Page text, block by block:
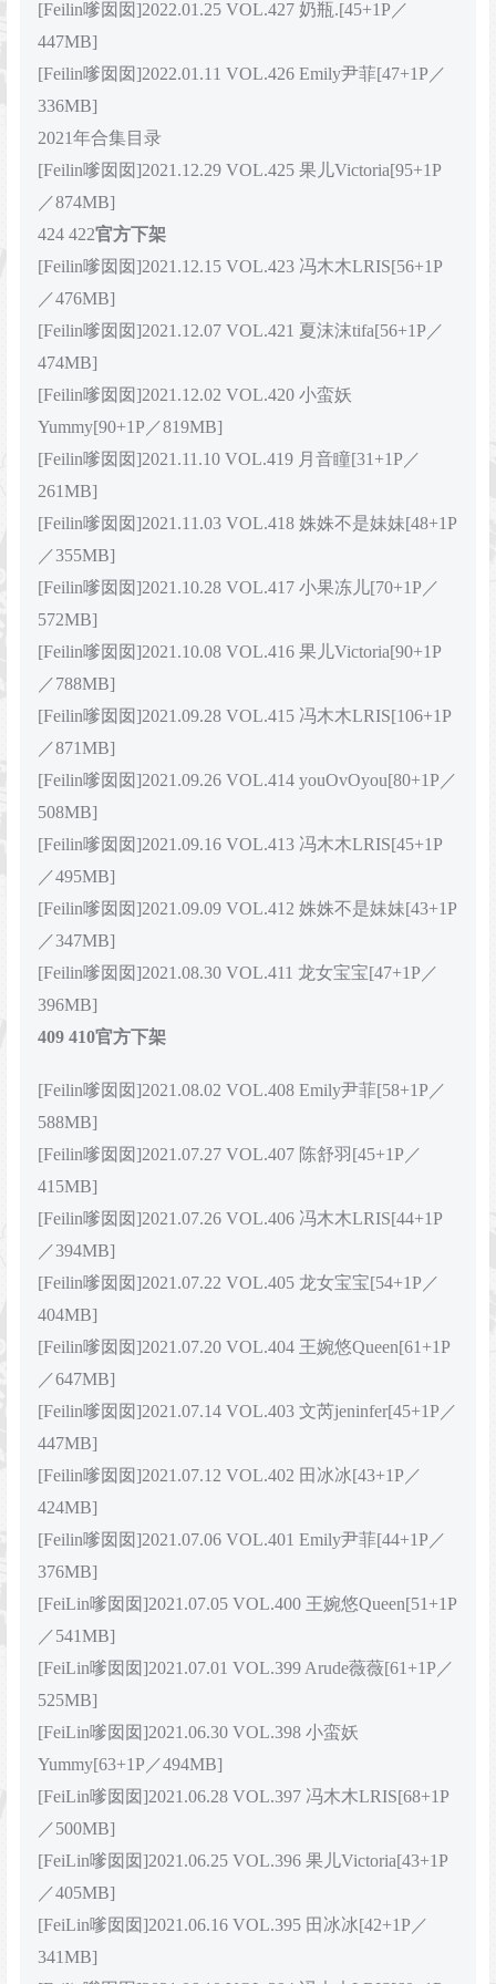
[Feilin嗲囡囡]2022.01.25 VOL.427 奶瓶.[45+1P／
447MB]
[Feilin嗲囡囡]2022.01.11 VOL.426 Emily尹菲[47+1P／
336MB]
2021年合集目录
[Feilin嗲囡囡]2021.12.29 VOL.425 果儿Victoria[95+1P
／874MB]
424 422官方下架
[Feilin嗲囡囡]2021.12.15 VOL.423 冯木木LRIS[56+1P
／476MB]
[Feilin嗲囡囡]2021.12.07 VOL.421 夏沫沫tifa[56+1P／
474MB]
[Feilin嗲囡囡]2021.12.02 VOL.420 小蛮妖
Yummy[90+1P／819MB]
[Feilin嗲囡囡]2021.11.10 VOL.419 月音瞳[31+1P／
261MB]
[Feilin嗲囡囡]2021.11.03 VOL.418 姝姝不是妹妹[48+1P
／355MB]
[Feilin嗲囡囡]2021.10.28 VOL.417 小果冻儿[70+1P／
572MB]
[Feilin嗲囡囡]2021.10.08 VOL.416 果儿Victoria[90+1P
／788MB]
[Feilin嗲囡囡]2021.09.28 VOL.415 冯木木LRIS[106+1P
／871MB]
[Feilin嗲囡囡]2021.09.26 VOL.414 youOvOyou[80+1P／
508MB]
[Feilin嗲囡囡]2021.09.16 VOL.413 冯木木LRIS[45+1P
／495MB]
[Feilin嗲囡囡]2021.09.09 VOL.412 姝姝不是妹妹[43+1P
／347MB]
[Feilin嗲囡囡]2021.08.30 VOL.411 龙女宝宝[47+1P／
396MB]
409 410官方下架
[Feilin嗲囡囡]2021.08.02 VOL.408 Emily尹菲[58+1P／
588MB]
[Feilin嗲囡囡]2021.07.27 VOL.407 陈舒羽[45+1P／
415MB]
[Feilin嗲囡囡]2021.07.26 VOL.406 冯木木LRIS[44+1P
／394MB]
[Feilin嗲囡囡]2021.07.22 VOL.405 龙女宝宝[54+1P／
404MB]
[Feilin嗲囡囡]2021.07.20 VOL.404 王婉悠Queen[61+1P
／647MB]
[Feilin嗲囡囡]2021.07.14 VOL.403 文芮jeninfer[45+1P／
447MB]
[Feilin嗲囡囡]2021.07.12 VOL.402 田冰冰[43+1P／
424MB]
[Feilin嗲囡囡]2021.07.06 VOL.401 Emily尹菲[44+1P／
376MB]
[FeiLin嗲囡囡]2021.07.05 VOL.400 王婉悠Queen[51+1P
／541MB]
[FeiLin嗲囡囡]2021.07.01 VOL.399 Arude薇薇[61+1P／
525MB]
[FeiLin嗲囡囡]2021.06.30 VOL.398 小蛮妖
Yummy[63+1P／494MB]
[FeiLin嗲囡囡]2021.06.28 VOL.397 冯木木LRIS[68+1P
／500MB]
[FeiLin嗲囡囡]2021.06.25 VOL.396 果儿Victoria[43+1P
／405MB]
[FeiLin嗲囡囡]2021.06.16 VOL.395 田冰冰[42+1P／
341MB]